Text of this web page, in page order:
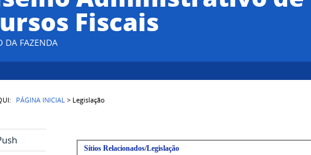
Fiscais
DA FAZENDA
PÁGINA INICIAL > Legislação
Sítios Relacionados/Legislação